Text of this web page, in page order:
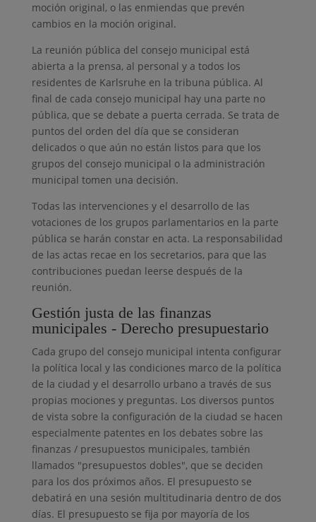
moción original, o las enmiendas que prevén
cambios en la moción original.
La reunión pública del consejo municipal está
abierta a la prensa, al personal y a todos los
residentes de Karlsruhe en la tribuna pública. Al
final de cada consejo municipal hay una parte no
pública, que se debate a puerta cerrada. Se trata de
puntos del orden del día que se consideran
delicados o que aún no están listos para que los
grupos del consejo municipal o la administración
municipal tomen una decisión.
Todas las intervenciones y el desarrollo de las
votaciones de los grupos parlamentarios en la parte
pública se harán constar en acta. La responsabilidad
de las actas recae en los secretarios, para que las
contribuciones puedan leerse después de la
reunión.
Gestión justa de las finanzas
municipales - Derecho presupuestario
Cada grupo del consejo municipal intenta configurar
la política local y las condiciones marco de la política
de la ciudad y el desarrollo urbano a través de sus
propias mociones y preguntas. Los diversos puntos
de vista sobre la configuración de la ciudad se hacen
especialmente patentes en los debates sobre las
finanzas / presupuestos municipales, también
llamados "presupuestos dobles", que se deciden
para los dos próximos años. El presupuesto se
debatirá en una sesión multitudinaria dentro de dos
días. El presupuesto se fija por mayoría de los